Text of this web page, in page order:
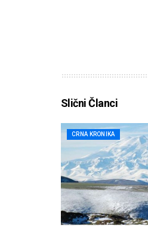
Slični Članci
CRNA KRONIKA